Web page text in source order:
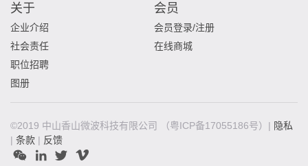
关于
企业介绍
社会责任
职位招聘
图册
会员
会员登录/注册
在线商城
©2019 中山香山微波科技有限公司 （粤ICP备17055186号）| 隐私
| 条款 | 反馈